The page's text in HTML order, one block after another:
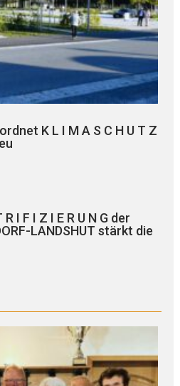
K L I M A S C H U T Z
I F I Z I E R U N G der
LANDSHUT stärkt die